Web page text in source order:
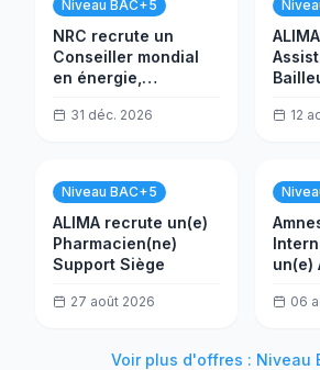
Niveau BAC+5
NRC recrute un
Conseiller mondial
en énergie,
Afrique centrale et
31 déc. 2026 12
Niveau BAC+5
ALIMA recrute un(e)
Pharmacien(ne)
Support Siège
27 août 2026
un(e)
06
Voir plus d'offres : Niveau